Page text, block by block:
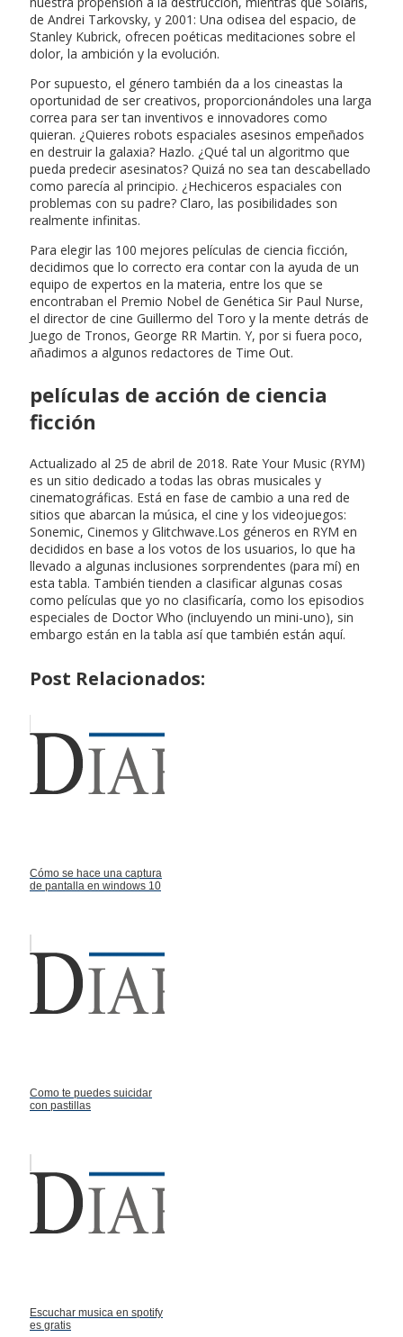
de Andrei Tarkovsky, y 2001: Una odisea del espacio, de
Stanley Kubrick, ofrecen poéticas meditaciones sobre el
dolor, la ambición y la evolución.
Por supuesto, el género también da a los cineastas la
oportunidad de ser creativos, proporcionándoles una larga
correa para ser tan inventivos e innovadores como
quieran. ¿Quieres robots espaciales asesinos empeñados
en destruir la galaxia? Hazlo. ¿Qué tal un algoritmo que
pueda predecir asesinatos? Quizá no sea tan descabellado
como parecía al principio. ¿Hechiceros espaciales con
problemas con su padre? Claro, las posibilidades son
realmente infinitas.
Para elegir las 100 mejores películas de ciencia ficción,
decidimos que lo correcto era contar con la ayuda de un
equipo de expertos en la materia, entre los que se
encontraban el Premio Nobel de Genética Sir Paul Nurse,
el director de cine Guillermo del Toro y la mente detrás de
Juego de Tronos, George RR Martin. Y, por si fuera poco,
añadimos a algunos redactores de Time Out.
películas de acción de ciencia
ficción
Actualizado al 25 de abril de 2018. Rate Your Music (RYM)
es un sitio dedicado a todas las obras musicales y
cinematográficas. Está en fase de cambio a una red de
sitios que abarcan la música, el cine y los videojuegos:
Sonemic, Cinemos y Glitchwave.Los géneros en RYM en
decididos en base a los votos de los usuarios, lo que ha
llevado a algunas inclusiones sorprendentes (para mí) en
esta tabla. También tienden a clasificar algunas cosas
como películas que yo no clasificaría, como los episodios
especiales de Doctor Who (incluyendo un mini-uno), sin
embargo están en la tabla así que también están aquí.
Post Relacionados:
Cómo se hace una captura
de pantalla en windows 10
Como te puedes suicidar
con pastillas
Escuchar musica en spotify
es gratis